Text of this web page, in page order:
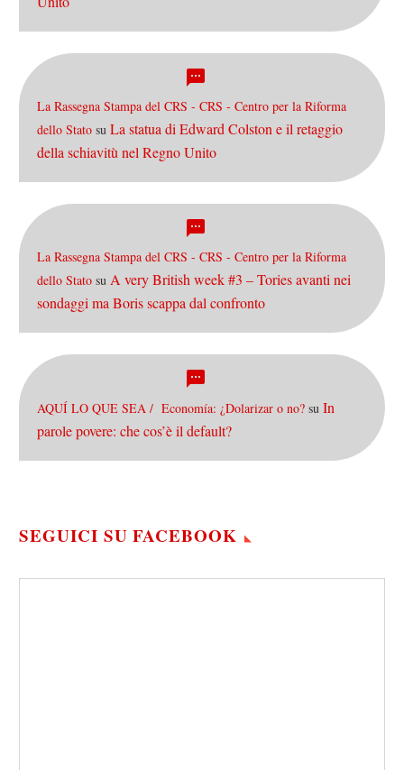
La Rassegna Stampa del CRS - CRS - Centro per la Riforma
dello Stato su La statua di Edward Colston e il retaggio
della schiavitù nel Regno Unito
La Rassegna Stampa del CRS - CRS - Centro per la Riforma
dello Stato su A very British week #3 – Tories avanti nei
sondaggi ma Boris scappa dal confronto
AQUÍ LO QUE SEA / Economía: ¿Dolarizar o no? su In
parole povere: che cos’è il default?
SEGUICI SU FACEBOOK